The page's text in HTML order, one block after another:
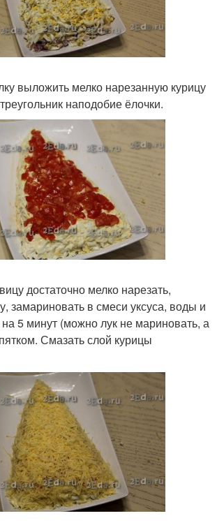
выложить мелко нарезанную курицу
наподобие ёлочки.
достаточно мелко нарезать,
замариновать в смеси уксуса, воды и
на 5 минут (можно лук не мариновать, а
Смазать слой курицы